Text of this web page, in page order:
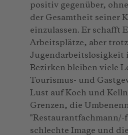
positiv gegenüber,
der Gesamtheit seiner
einzulassen. Er schafft
Arbeitsplätze, aber trotz
Jugendarbeitslosigkeit
Bezirken bleiben viele
Tourismus- und
Lust auf Koch und
Grenzen, die
"Restaurantfachmann/-
schlechte Image und